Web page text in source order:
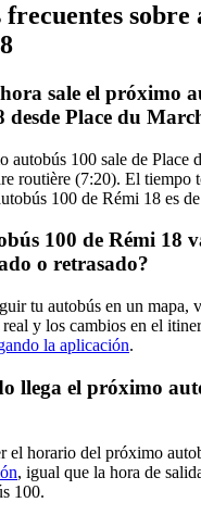
sobre
sale el próximo
desde Place du
autobús 100 sale de Place
routière (7:20). El tiempo
100 de Rémi 18 es
100 de Rémi 18
o retrasado?
tu autobús en un mapa,
y los cambios en el
la aplicación.
llega el próximo
el horario del próximo
, igual que la hora de
100.